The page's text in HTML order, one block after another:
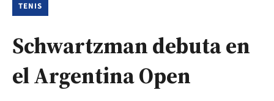
TENIS
Schwartzman debuta en
el Argentina Open